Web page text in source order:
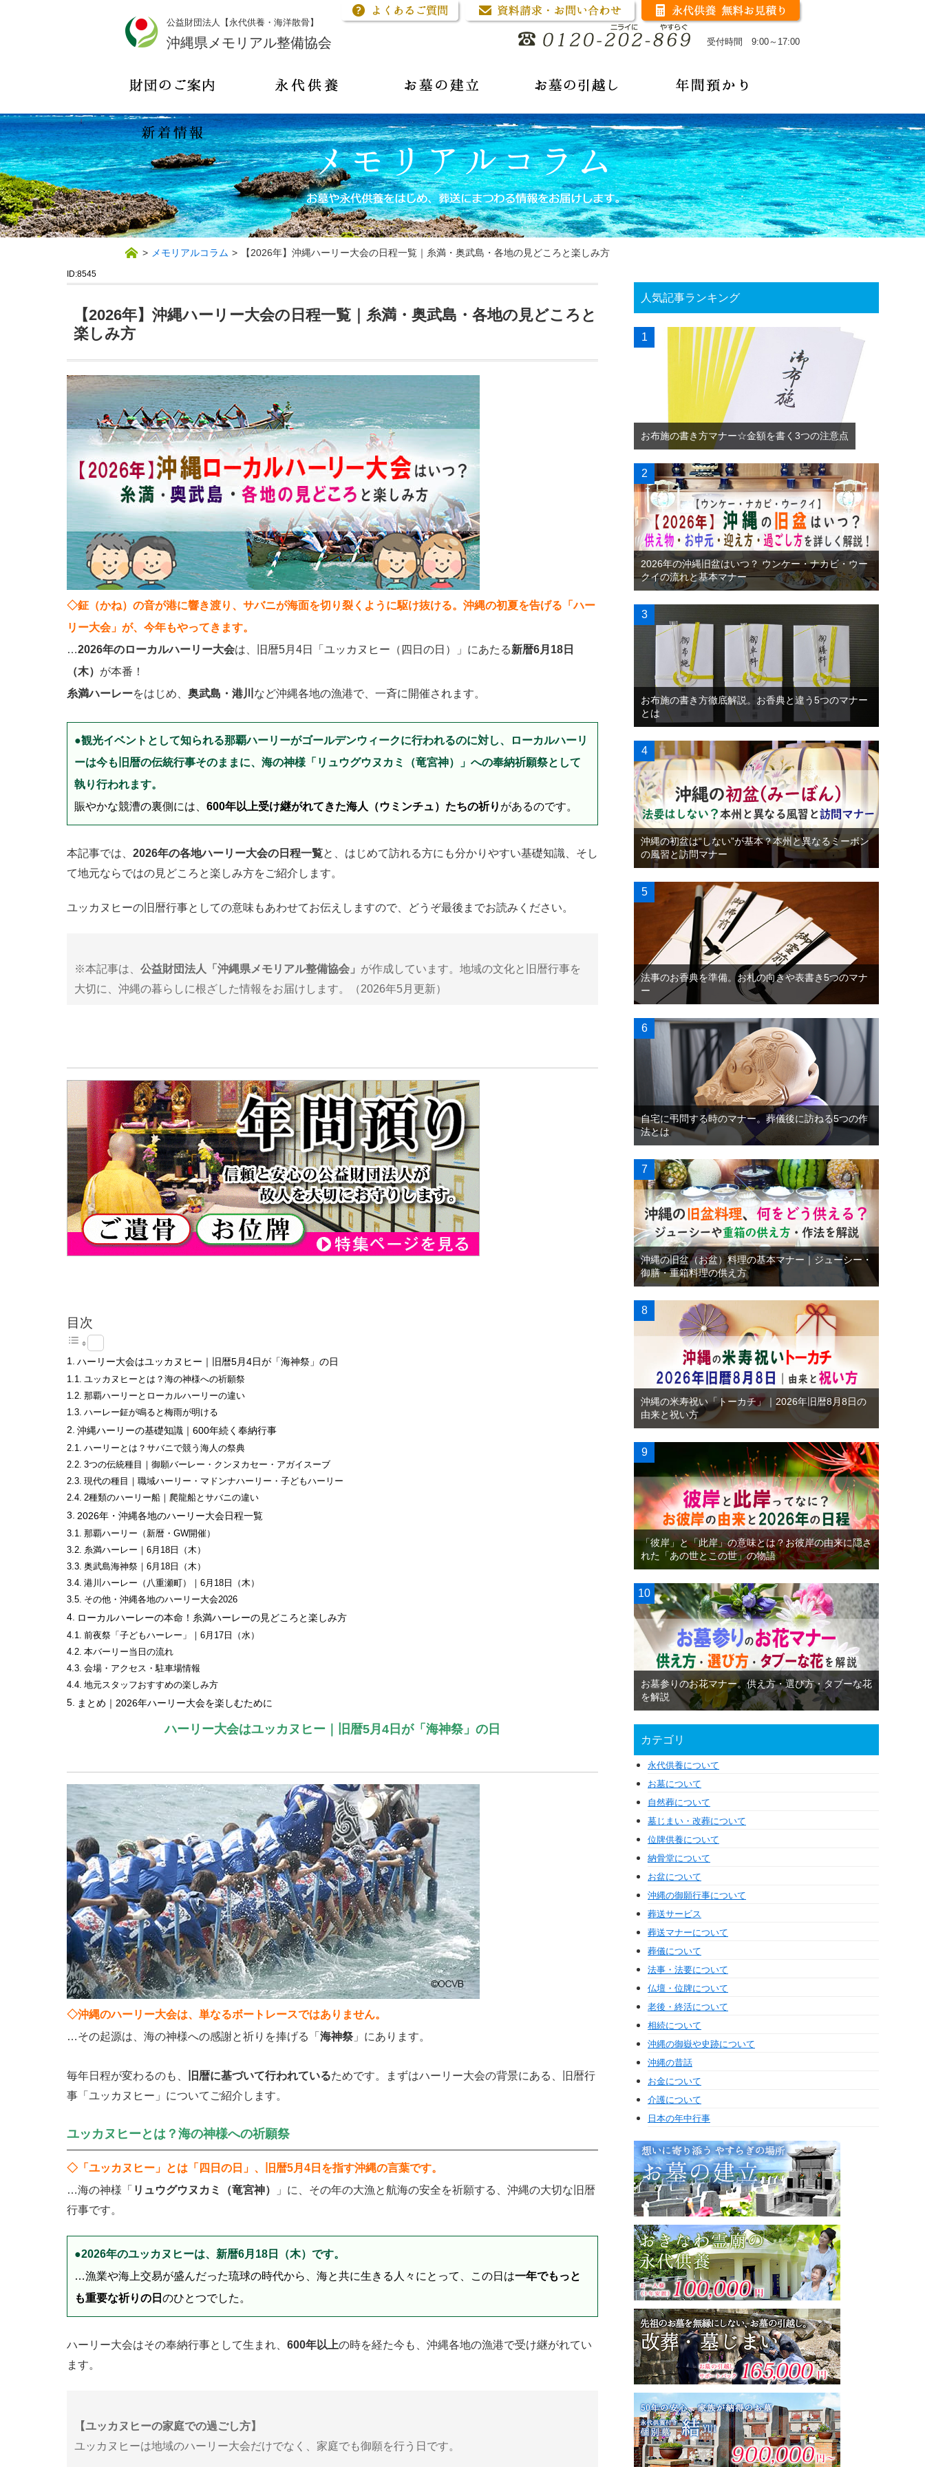
公益財団法人【永代供養・海洋散骨】
沖縄県メモリアル整備協会 受付時間 9:00～17:00
> メモリアルコラム > 【2026年】沖縄ハーリー大会の日程一覧｜糸満・奥武島・各地の見どころと楽しみ方
ID:8545
【2026年】沖縄ハーリー大会の日程一覧｜糸満・奥武島・各地の見どころと
楽しみ方
◇鉦（かね）の音が港に響き渡り、サバニが海面を切り裂くように駆け抜ける。沖縄の初夏を告げる「ハー
リー大会」が、今年もやってきます。
…2026年のローカルハーリー大会は、旧暦5月4日「ユッカヌヒー（四日の日）」にあたる新暦6月18日
（木） が本番！
糸満ハーレーをはじめ、 奥武島・港川 など沖縄各地の漁港で、一斉に開催されます。
●観光イベントとして知られる那覇ハーリーがゴールデンウィークに行われるのに対し、ローカルハーリ
ーは今も旧暦の伝統行事そのままに、海の神様「リュウグウヌカミ（竜宮神）」への奉納祈願祭として
執り行われます。
賑やかな競漕の裏側には、 600年以上受け継がれてきた海人（ウミンチュ）たちの祈り があるのです。
本記事では、 2026年の各地ハーリー大会の日程一覧と、はじめて訪れる方にも分かりやすい基礎知識、そし
て地元ならではの見どころと楽しみ方をご紹介します。
ユッカヌヒーの旧暦行事としての意味もあわせてお伝えしますので、どうぞ最後までお読みください。
※本記事は、 公益財団法人「沖縄県メモリアル整備協会」 が作成しています。地域の文化と旧暦行事を
大切に、沖縄の暮らしに根ざした情報をお届けします。（2026年5月更新）
目次
ハーリー大会はユッカヌヒー｜旧暦5月4日が「海神祭」の日
ユッカヌヒーとは？海の神様への祈願祭
那覇ハーリーとローカルハーリーの違い
ハーレー鉦が鳴ると梅雨が明ける
沖縄ハーリーの基礎知識｜600年続く奉納行事
ハーリーとは？サバニで競う海人の祭典
3つの伝統種目｜御願バーレー・クンヌカセー・アガイスーブ
現代の種目｜職域ハーリー・マドンナハーリー・子どもハーリー
2種類のハーリー船｜爬龍船とサバニの違い
2026年・沖縄各地のハーリー大会日程一覧
那覇ハーリー（新暦・GW開催）
糸満ハーレー｜6月18日（木）
奥武島海神祭｜6月18日（木）
港川ハーレー（八重瀬町）｜6月18日（木）
その他・沖縄各地のハーリー大会2026
ローカルハーレーの本命！糸満ハーレーの見どころと楽しみ方
前夜祭「子どもハーレー」｜6月17日（水）
本バーリー当日の流れ
会場・アクセス・駐車場情報
地元スタッフおすすめの楽しみ方
まとめ｜2026年ハーリー大会を楽しむために
ハーリー大会はユッカヌヒー｜旧暦5月4日が「海神祭」の日
◇沖縄のハーリー大会は、単なるボートレースではありません。
…その起源は、海の神様への感謝と祈りを捧げる「 海神祭 」にあります。
毎年日程が変わるのも、 旧暦に基づいて行われているためです。まずはハーリー大会の背景にある、旧暦行
事「ユッカヌヒー」についてご紹介します。
ユッカヌヒーとは？海の神様への祈願祭
◇「ユッカヌヒー」とは「四日の日」、旧暦5月4日を指す沖縄の言葉です。
…海の神様「 リュウグウヌカミ（竜宮神）
」に、その年の大漁と航海の安全を祈願する、沖縄の大切な旧暦
行事です。
●2026年のユッカヌヒーは、新暦6月18日（木）です。
…漁業や海上交易が盛んだった琉球の時代から、海と共に生きる人々にとって、この日は一年でもっと
も重要な祈りの日 のひとつでした。
ハーリー大会はその奉納行事として生まれ、 600年以上の時を経た今も、沖縄各地の漁港で受け継がれてい
ます。
【ユッカヌヒーの家庭での過ごし方】
ユッカヌヒーは地域のハーリー大会だけでなく、家庭でも御願を行う日です。
人気記事ランキング
お布施の書き方マナー☆金額を書く3つの注意点
2026年の沖縄旧盆はいつ？ ウンケー・ナカビ・ウー
クイの流れと基本マナー
お布施の書き方徹底解説。お香典と違う5つのマナー
とは
沖縄の初盆は“しない”が基本？本州と異なるミーボン
の風習と訪問マナー
法事のお香典を準備。お札の向きや表書き5つのマナ
ー
自宅に弔問する時のマナー。葬儀後に訪ねる5つの作
法とは
沖縄の旧盆（お盆）料理の基本マナー｜ジューシー・
御膳・重箱料理の供え方
沖縄の米寿祝い「トーカチ」｜2026年旧暦8月8日の
由来と祝い方
「彼岸」と「此岸」の意味とは？お彼岸の由来に隠さ
れた「あの世とこの世」の物語
お墓参りのお花マナー。供え方・選び方・タブーな花
を解説
カテゴリ
永代供養について
お墓について
自然葬について
墓じまい・改葬について
位牌供養について
納骨堂について
お盆について
沖縄の御願行事について
葬送サービス
葬送マナーについて
葬儀について
法事・法要について
仏壇・位牌について
老後・終活について
相続について
沖縄の御嶽や史跡について
沖縄の昔話
お金について
介護について
日本の年中行事